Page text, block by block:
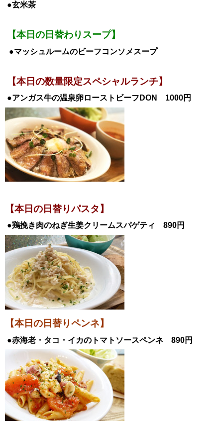
●玄米茶
【本日の日替わりスープ】
●マッシュルームのビーフコンソメスープ
【本日の数量限定スペシャルランチ】
●アンガス牛の温泉卵ローストビーフDON 1000円
【本日の日替りパスタ】
●鶏挽き肉のねぎ生姜クリームスパゲティ 890円
【本日の日替りペンネ】
●赤海老・タコ・イカのトマトソースペンネ 890円